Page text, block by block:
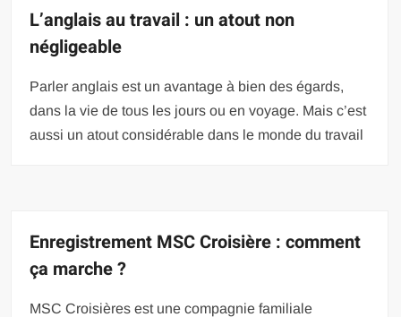
L’anglais au travail : un atout non
négligeable
Parler anglais est un avantage à bien des égards,
dans la vie de tous les jours ou en voyage. Mais c’est
aussi un atout considérable dans le monde du travail
Enregistrement MSC Croisière : comment
ça marche ?
MSC Croisières est une compagnie familiale